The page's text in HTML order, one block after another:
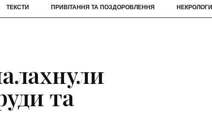
ТЕКСТИ ПРИВІТАННЯ ТА ПОЗДОРОВЛЕННЯ НЕКРОЛОГИ
та